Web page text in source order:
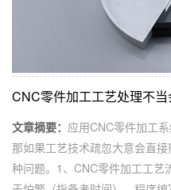
CNC零件加工工艺处理不当
文章摘要： 应用CNC零件加工
那如果工艺技术疏忽大意会直
种问题。1、CNC零件加工工艺